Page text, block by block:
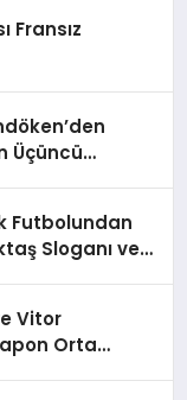
Fransız
Üçüncü
Futbolundan
Sloganı ve
Vitor
Orta